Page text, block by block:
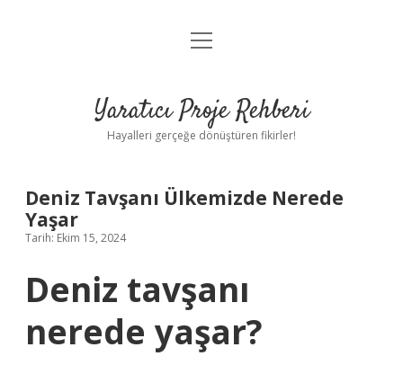
Anasayfa
Yasal Uyarı
menüyü
Yaratıcı Proje Rehberi
Hayalleri gerçeğe dönüştüren fikirler!
Deniz Tavşanı Ülkemizde Nerede
Yaşar
Tarih: Ekim 15, 2024
Deniz tavşanı
nerede yaşar?